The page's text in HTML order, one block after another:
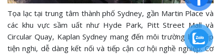
Tọa lạc tại trung tâm thành phố Sydney, gần Martin Place và
các khu vực sầm uất như Hyde Park, Pitt Street Mall và
Circular Quay, Kaplan Sydney mang đến môi trường học tập
tiện nghi, dễ dàng kết nối và tiếp cận cơ hội nghề nghiệp. Cơ